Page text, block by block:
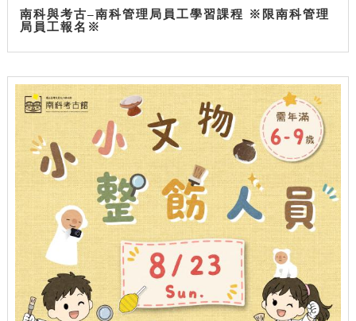
南科與考古–南科管理局員工學習課程 ※限南科管理
局員工報名※